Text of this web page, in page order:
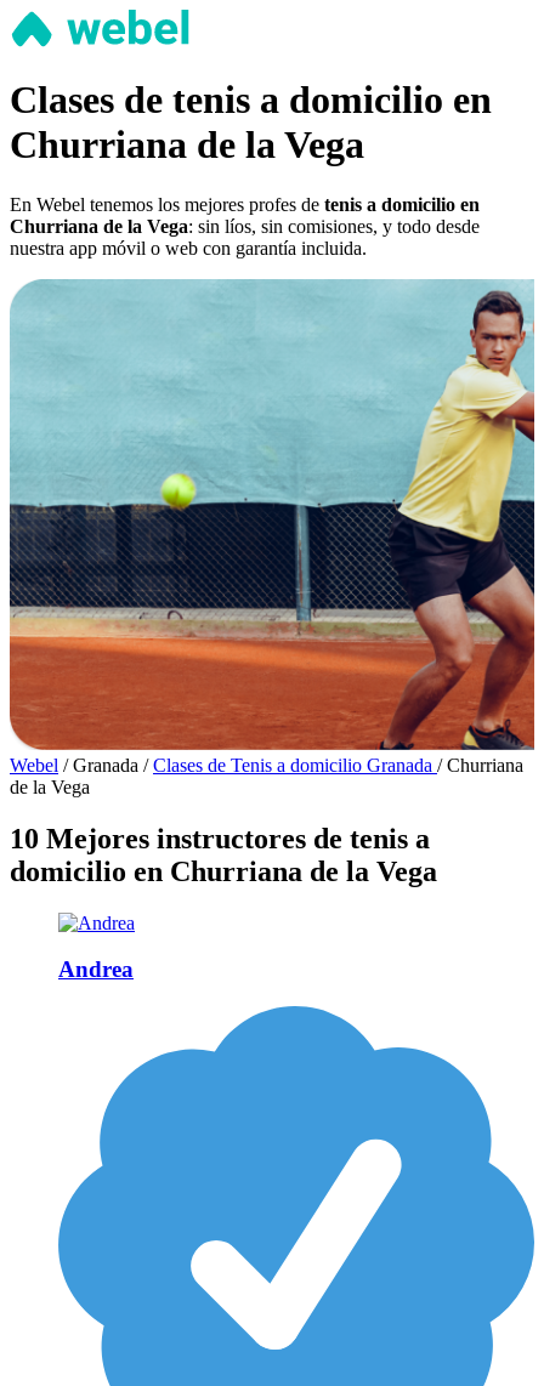
Clases de tenis a domicilio en
Churriana de la Vega
En Webel tenemos los mejores profes de tenis a domicilio en
Churriana de la Vega: sin líos, sin comisiones, y todo desde
nuestra app móvil o web con garantía incluida.
Webel / Granada / Clases de Tenis a domicilio Granada / Churriana
de la Vega
10 Mejores instructores de tenis a
domicilio en Churriana de la Vega
Andrea